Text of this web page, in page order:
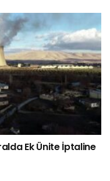
Ek Ünite İptaline